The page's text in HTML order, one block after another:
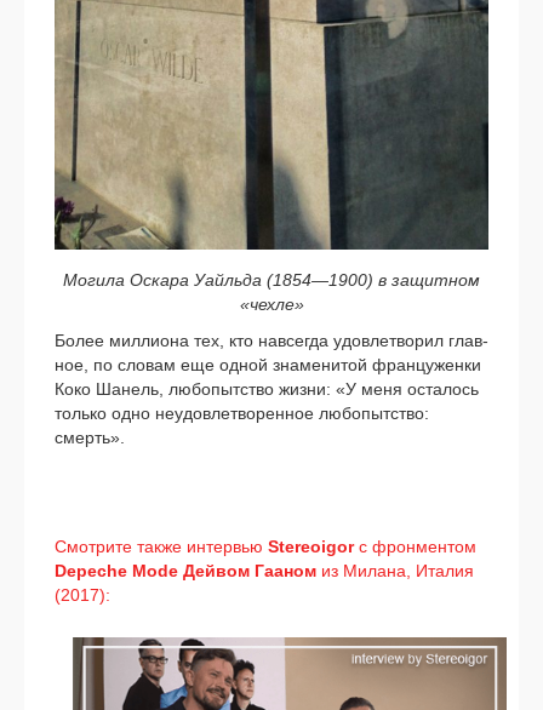
Могила Оскара Уайльда (1854—1900) в защит­ном
«чех­ле»
Более мил­ли­о­на тех, кто навсе­гда удо­вле­тво­рил глав­
ное, по сло­вам еще одной зна­ме­ни­той фран­цу­жен­ки
Коко Шанель, любо­пыт­ство жиз­ни: «У меня оста­лось
толь­ко одно неудо­вле­тво­рен­ное любо­пыт­ство:
смерть».
Смотрите так­же интер­вью Stereoigorс фрон­мен­том
Depeche Mode Дейвом Гааном из Милана, Италия
(2017):